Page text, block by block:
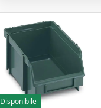
Disponibile